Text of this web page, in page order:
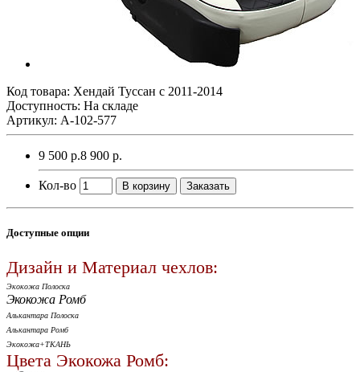
Код товара: Хендай Туссан с 2011-2014
Доступность: На складе
Артикул: A-102-577
9 500 р.8 900 р.
Кол-во В корзину Заказать
Доступные опции
Дизайн и Материал чехлов:
Экокожа Полоска
Экокожа Ромб
Алькантара Полоска
Алькантара Ромб
Экокожа+ТКАНЬ
Цвета Экокожа Ромб: